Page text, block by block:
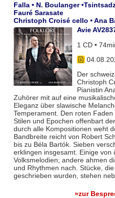
Falla • N. Boulanger
Fauré Sarasate
Christoph Croisé cello • Ana
Avie
1 CD •
Der
Christoph
Pianistin
Zuhörer mit auf eine
Eleganz über slawische
Temperament. Den roten
Stilen und Epochen offenbart
durch alle Kompositionen weht
Bandbreite reicht von Robert
bis zu Béla Bartók. Sieben
erklingen insgesamt. Einige von
Volksmelodien; andere ahmen
und Rhythmen nach. Stücke,
geschrieben wurden, stehen
»zur